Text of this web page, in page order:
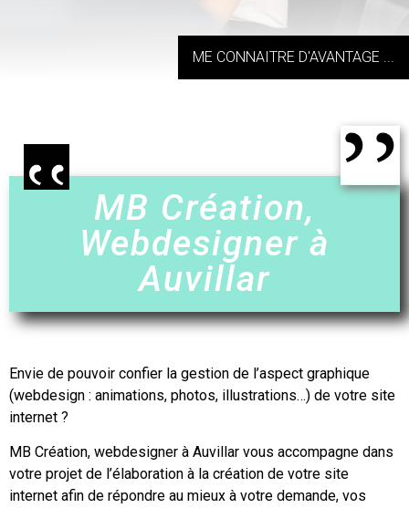
ME CONNAITRE D'AVANTAGE ...
MB Création,
Webdesigner à
Auvillar
Envie de pouvoir confier la gestion de l’aspect graphique
(webdesign : animations, photos, illustrations…) de votre site
internet ?
MB Création, webdesigner à Auvillar vous accompagne dans
votre projet de l’élaboration à la création de votre site
internet afin de répondre au mieux à votre demande, vos